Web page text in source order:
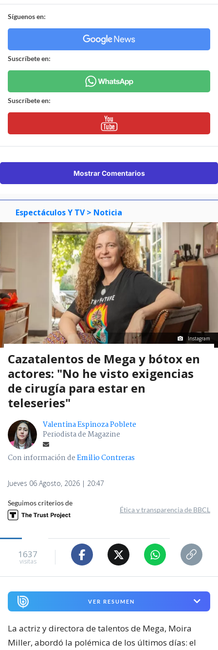
Síguenos en:
Suscríbete en:
Suscríbete en:
Mostrar Comentarios
Espectáculos Y TV > Noticia
Instagram
Cazatalentos de Mega y bótox en
actores: "No he visto exigencias
de cirugía para estar en
teleseries"
Valentina Espinoza Poblete
Periodista de Magazine
Con información deEmilio Contreras
Jueves 06 Agosto, 2026 | 20:47
Seguimos criterios de
Ética y transparencia de BBCL
1637
visitas
VER RESUMEN
La actriz y directora de talentos de Mega, Moira
Miller, abordó la polémica de los últimos días: el